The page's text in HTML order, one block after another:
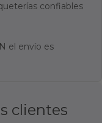
confiables
el envío es
clientes